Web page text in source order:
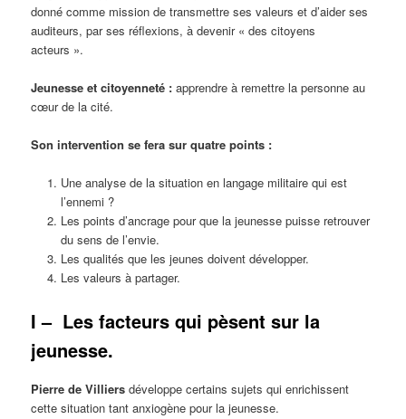
donné comme mission de transmettre ses valeurs et d’aider ses
auditeurs, par ses réflexions, à devenir « des citoyens
acteurs ».
Jeunesse et citoyenneté : apprendre à remettre la personne au
cœur de la cité.
Son intervention se fera sur quatre points :
Une analyse de la situation en langage militaire qui est
l’ennemi ?
Les points d’ancrage pour que la jeunesse puisse retrouver
du sens de l’envie.
Les qualités que les jeunes doivent développer.
Les valeurs à partager.
I – Les facteurs qui pèsent sur la
jeunesse.
Pierre de Villiersdéveloppe certains sujets qui enrichissent
cette situation tant anxiogène pour la jeunesse.